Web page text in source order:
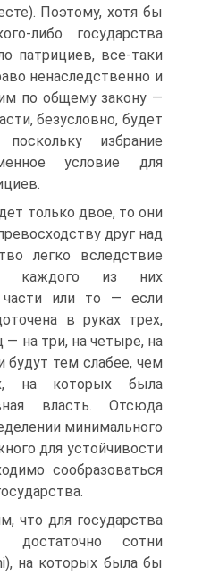
Поэтому, хотя бы
либо государства
патрициев, все-таки
ненаследственно и
по общему закону —
безусловно, будет
поскольку избрание
условие для
только двое, то они
друг над
легко вследствие
каждого из них
части или то — если
в руках трех,
— на три, на четыре, на
будут тем слабее, чем
на которых была
власть. Отсюда
минимального
для устойчивости
сообразоваться
что для государства
достаточно сотни
на которых была бы